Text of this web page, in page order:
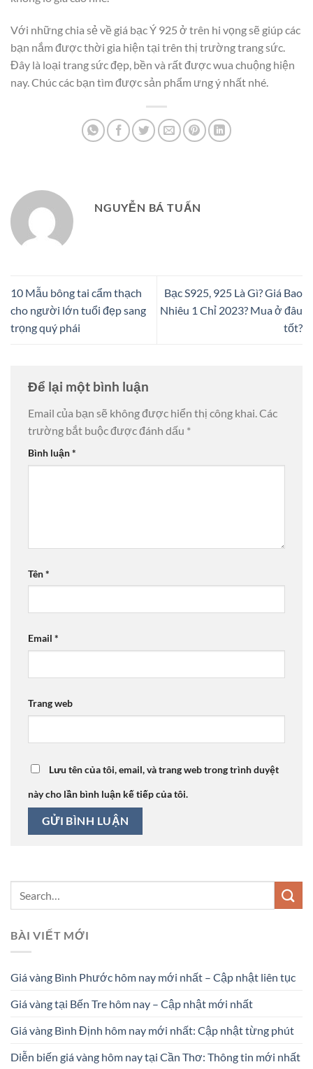
Với những chia sẻ về giá bạc Ý 925 ở trên hi vọng sẽ giúp các
bạn nắm được thời gia hiện tại trên thị trường trang sức.
Đây là loại trang sức đẹp, bền và rất được wua chuộng hiện
nay. Chúc các bạn tìm được sản phẩm ưng ý nhất nhé.
NGUYỄN BÁ TUẤN
10 Mẫu bông tai cẩm thạch
cho người lớn tuổi đẹp sang
trọng quý phái
Bạc S925, 925 Là Gì? Giá Bao
Nhiêu 1 Chỉ 2023? Mua ở đâu
tốt?
Để lại một bình luận
Email của bạn sẽ không được hiển thị công khai.Các
trường bắt buộc được đánh dấu *
Bình luận*
Tên*
Email *
Trang web
Lưu tên của tôi, email, và trang web trong trình duyệt
này cho lần bình luận kế tiếp của tôi.
BÀI VIẾT MỚI
Giá vàng Bình Phước hôm nay mới nhất – Cập nhật liên tục
Giá vàng tại Bến Tre hôm nay – Cập nhật mới nhất
Giá vàng Bình Định hôm nay mới nhất: Cập nhật từng phút
Diễn biến giá vàng hôm nay tại Cần Thơ: Thông tin mới nhất